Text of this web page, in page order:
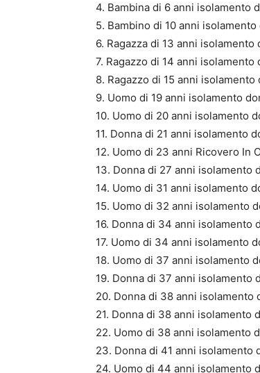
4. Bambina di 6 anni isolamento
5. Bambino di 10 anni
6. Ragazza di 13 anni isolamento
7. Ragazzo di 14 anni isolamento
8. Ragazzo di 15 anni
9. Uomo di 19 anni isolamento
10. Uomo di 20 anni isolamento
11. Donna di 21 anni isolamento
12. Uomo di 23 anni Ricovero In
13. Donna di 27 anni isolamento
14. Uomo di 31 anni isolamento
15. Uomo di 32 anni isolamento
16. Donna di 34 anni isolamento
17. Uomo di 34 anni isolamento
18. Uomo di 37 anni isolamento
19. Donna di 37 anni isolamento
20. Donna di 38 anni isolamento
21. Donna di 38 anni isolamento
22. Uomo di 38 anni isolamento
23. Donna di 41 anni isolamento
24. Uomo di 44 anni isolamento